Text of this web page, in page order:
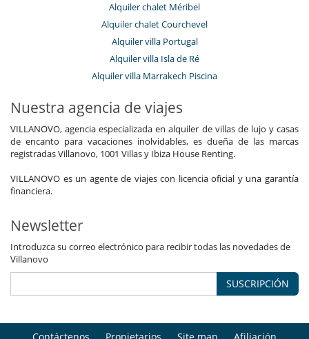
Alquiler chalet Méribel
Alquiler chalet Courchevel
Alquiler villa Portugal
Alquiler villa Isla de Ré
Alquiler villa Marrakech Piscina
Nuestra agencia de viajes
VILLANOVO, agencia especializada en alquiler de villas de lujo y casas
de encanto para vacaciones inolvidables, es dueña de las marcas
registradas Villanovo, 1001 Villas y Ibiza House Renting.
VILLANOVO es un agente de viajes con licencia oficial y una garantía
financiera.
Newsletter
Introduzca su correo electrónico para recibir todas las novedades de
Villanovo
SUSCRIPCIÓN